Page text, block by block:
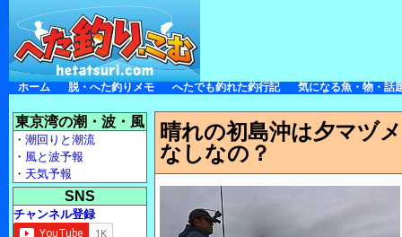
ホーム 脱・へた釣りメモ へたでも釣れた釣行記 気になる魚・物・話
晴れの初島沖は夕マヅ
なしなの？
東京湾の潮・波・風
・ 潮回りと潮流
・ 風と波予報
・ 天気予報
SNS
チャンネル登録